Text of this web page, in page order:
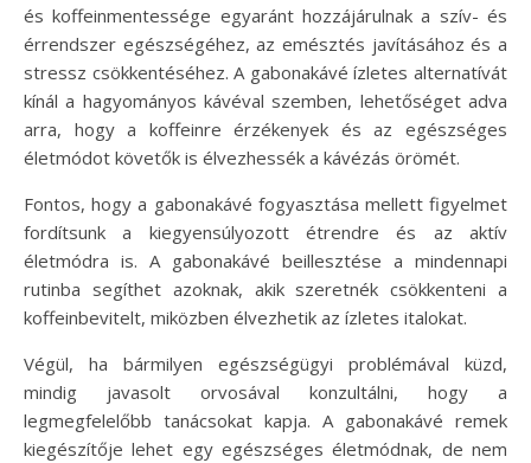
és koffeinmentessége egyaránt hozzájárulnak a szív- és
érrendszer egészségéhez, az emésztés javításához és a
stressz csökkentéséhez. A gabonakávé ízletes alternatívát
kínál a hagyományos kávéval szemben, lehetőséget adva
arra, hogy a koffeinre érzékenyek és az egészséges
életmódot követők is élvezhessék a kávézás örömét.
Fontos, hogy a gabonakávé fogyasztása mellett figyelmet
fordítsunk a kiegyensúlyozott étrendre és az aktív
életmódra is. A gabonakávé beillesztése a mindennapi
rutinba segíthet azoknak, akik szeretnék csökkenteni a
koffeinbevitelt, miközben élvezhetik az ízletes italokat.
Végül, ha bármilyen egészségügyi problémával küzd,
mindig javasolt orvosával konzultálni, hogy a
legmegfelelőbb tanácsokat kapja. A gabonakávé remek
kiegészítője lehet egy egészséges életmódnak, de nem